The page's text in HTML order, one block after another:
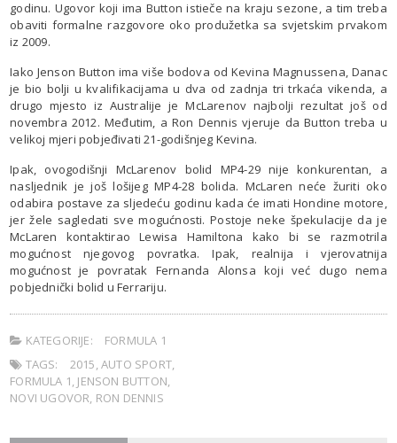
godinu. Ugovor koji ima Button istieče na kraju sezone, a tim treba
obaviti formalne razgovore oko produžetka sa svjetskim prvakom
iz 2009.
Iako Jenson Button ima više bodova od Kevina Magnussena, Danac
je bio bolji u kvalifikacijama u dva od zadnja tri trkaća vikenda, a
drugo mjesto iz Australije je McLarenov najbolji rezultat još od
novembra 2012. Međutim, a Ron Dennis vjeruje da Button treba u
velikoj mjeri pobjeđivati 21-godišnjeg Kevina.
Ipak, ovogodišnji McLarenov bolid MP4-29 nije konkurentan, a
nasljednik je još lošijeg MP4-28 bolida. McLaren neće žuriti oko
odabira postave za sljedeću godinu kada će imati Hondine motore,
jer žele sagledati sve mogućnosti. Postoje neke špekulacije da je
McLaren kontaktirao Lewisa Hamiltona kako bi se razmotrila
mogućnost njegovog povratka. Ipak, realnija i vjerovatnija
mogućnost je povratak Fernanda Alonsa koji već dugo nema
pobjednički bolid u Ferrariju.
KATEGORIJE:
FORMULA 1
TAGS:
2015,AUTO SPORT,
FORMULA 1, JENSON BUTTON,
NOVI UGOVOR, RON DENNIS